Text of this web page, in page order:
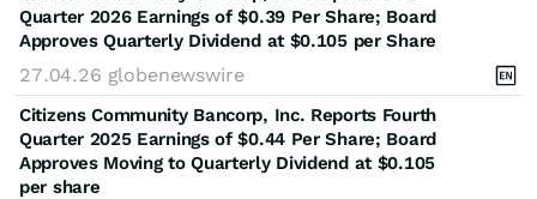
Quarter 2026 Earnings of $0.39 Per Share; Board
Approves Quarterly Dividend at $0.105 per Share
27.04.26 globenewswire
Citizens Community Bancorp, Inc. Reports Fourth
Quarter 2025 Earnings of $0.44 Per Share; Board
Approves Moving to Quarterly Dividend at $0.105
per share